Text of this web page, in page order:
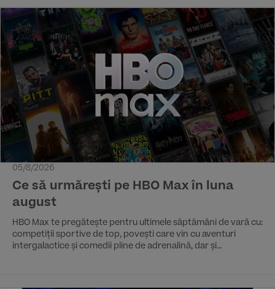
05/8/2026
Ce să urmărești pe HBO Max în luna
august
HBO Max te pregătește pentru ultimele săptămâni de vară cu:
competiții sportive de top, povești care vin cu aventuri
intergalactice și comedii pline de adrenalină, dar și